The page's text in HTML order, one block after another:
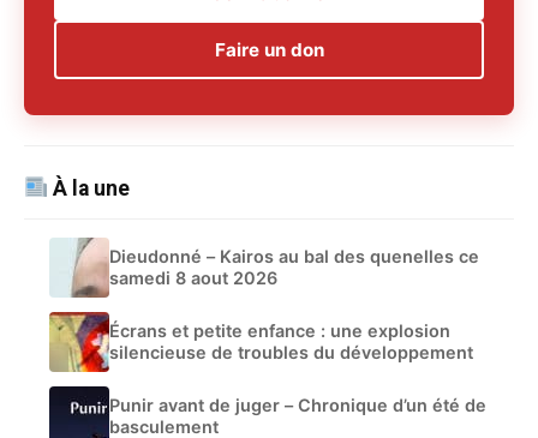
Faire un don
À la une
Dieudonné – Kairos au bal des quenelles ce
samedi 8 aout 2026
Écrans et petite enfance : une explosion
silencieuse de troubles du développement
Punir avant de juger – Chronique d’un été de
basculement